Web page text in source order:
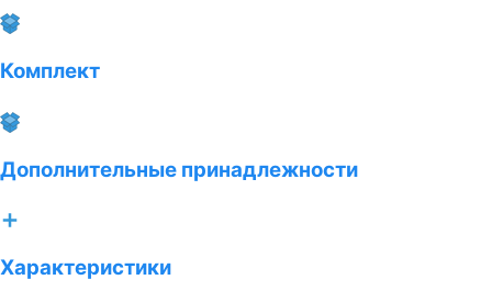
Комплект
Дополнительные принадлежности
Характеристики